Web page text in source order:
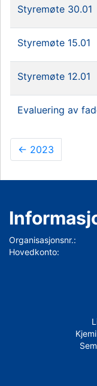
Styremøte 30.01
Styremøte 15.01
Styremøte 12.01
Evaluering av
← 2023
Organisasjonsnr.:
Hovedkonto: